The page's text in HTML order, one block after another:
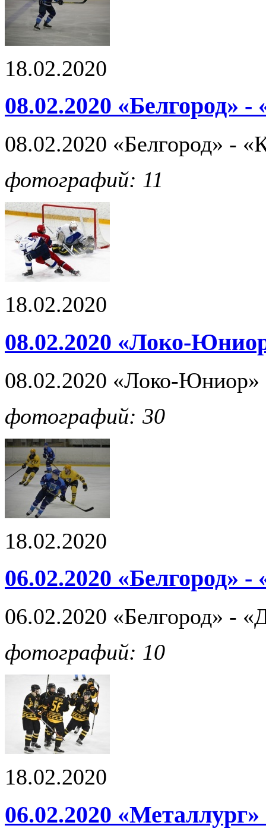
18.02.2020
08.02.2020 «Белгород»
08.02.2020 «Белгород» -
фотографий: 11
18.02.2020
08.02.2020 «Локо-
08.02.2020 «Локо-Юниор»
фотографий: 30
18.02.2020
06.02.2020 «Белгород» -
06.02.2020 «Белгород» -
фотографий: 10
18.02.2020
06.02.2020